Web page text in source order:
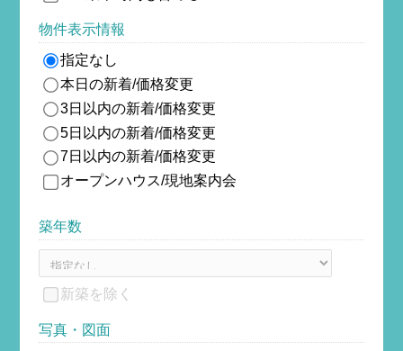
物件表示情報
指定なし
本日の新着/価格変更
3日以内の新着/価格変更
5日以内の新着/価格変更
7日以内の新着/価格変更
オープンハウス/現地案内会
築年数
新築を除 く
写真・図面